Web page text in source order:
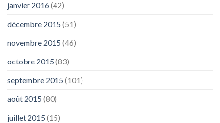
janvier 2016(42)
décembre 2015 (51)
novembre 2015 (46)
octobre 2015 (83)
septembre 2015 (101)
août 2015 (80)
juillet 2015 (15)